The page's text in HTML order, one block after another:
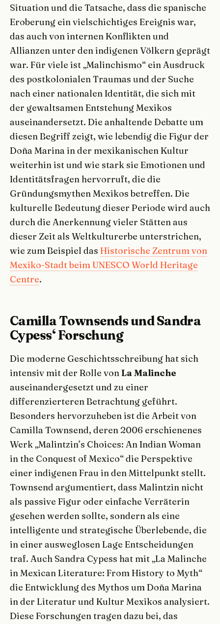
Situation und die Tatsache, dass die spanische
Eroberung ein vielschichtiges Ereignis war,
das auch von internen Konflikten und
Allianzen unter den indigenen Völkern geprägt
war. Für viele ist „Malinchismo“ ein Ausdruck
des postkolonialen Traumas und der Suche
nach einer nationalen Identität, die sich mit
der gewaltsamen Entstehung Mexikos
auseinandersetzt. Die anhaltende Debatte um
diesen Begriff zeigt, wie lebendig die Figur der
Doña Marina in der mexikanischen Kultur
weiterhin ist und wie stark sie Emotionen und
Identitätsfragen hervorruft, die die
Gründungsmythen Mexikos betreffen. Die
kulturelle Bedeutung dieser Periode wird auch
durch die Anerkennung vieler Stätten aus
dieser Zeit als Weltkulturerbe unterstrichen,
wie zum Beispiel das Historische Zentrum von
Mexiko-Stadt beim UNESCO World Heritage
Centre.
Camilla Townsends und Sandra
Cypess‘ Forschung
Die moderne Geschichtsschreibung hat sich
intensiv mit der Rolle vonLa Malinche
auseinandergesetzt und zu einer
differenzierteren Betrachtung geführt.
Besonders hervorzuheben ist die Arbeit von
Camilla Townsend, deren 2006 erschienenes
Werk „Malintzin’s Choices: An Indian Woman
in the Conquest of Mexico“ die Perspektive
einer indigenen Frau in den Mittelpunkt stellt.
Townsend argumentiert, dass Malintzin nicht
als passive Figur oder einfache Verräterin
gesehen werden sollte, sondern als eine
intelligente und strategische Überlebende, die
in einer ausweglosen Lage Entscheidungen
traf. Auch Sandra Cypess hat mit „La Malinche
in Mexican Literature: From History to Myth“
die Entwicklung des Mythos um Doña Marina
in der Literatur und Kultur Mexikos analysiert.
Diese Forschungen tragen dazu bei, das